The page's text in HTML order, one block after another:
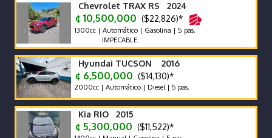
Chevrolet TRAX RS 2024
¢ 10,500,000 ($22,826)*
1300cc | Automático | Gasolina | 5 pas.
IMPECABLE.
Hyundai TUCSON 2016
¢ 6,500,000 ($14,130)*
2000cc | Automático | Diesel | 5 pas.
Kia RIO 2015
¢ 5,300,000 ($11,522)*